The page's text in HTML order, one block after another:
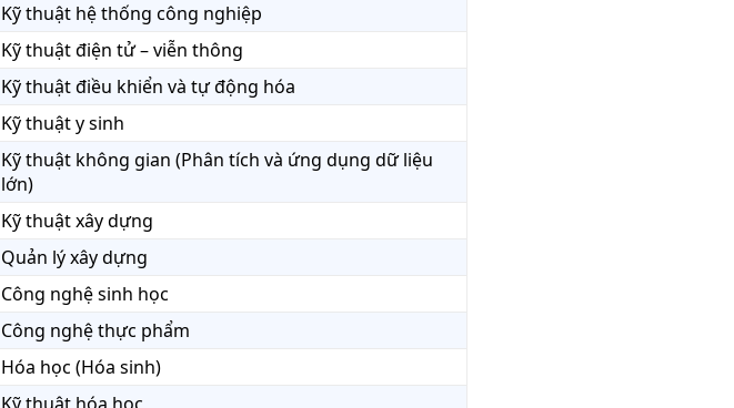
Kỹ thuật hệ thống công nghiệp
Kỹ thuật điện tử – viễn thông
Kỹ thuật điều khiển và tự động hóa
Kỹ thuật y sinh
Kỹ thuật không gian (Phân tích và ứng dụng dữ liệu
lớn)
Kỹ thuật xây dựng
Quản lý xây dựng
Công nghệ sinh học
Công nghệ thực phẩm
Hóa học (Hóa sinh)